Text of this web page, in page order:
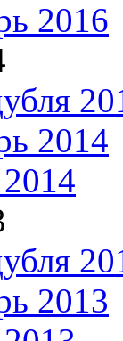
2016
2014
2013